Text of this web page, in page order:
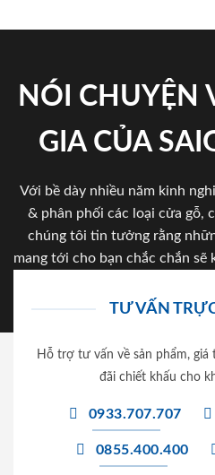
NÓI CHUYỆN
GIA CỦA
Với bề dày nhiều năm kinh
& phân phối các loại cửa gỗ,
chúng tôi tin tưởng rằng
mang tới cho bạn chắc chắn sẽ
TƯ VẤN
Hỗ trợ tư vấn về sản phẩm, giá
đãi chiết khấu cho
0933.707.707
0855.400.400